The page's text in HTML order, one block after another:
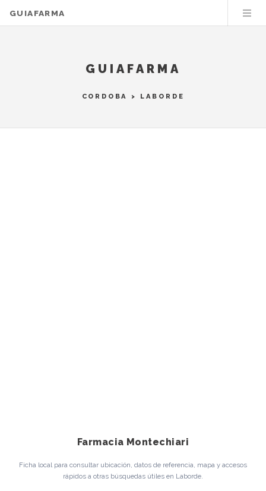
GUIAFARMA
GUIAFARMA
CORDOBA > LABORDE
Farmacia Montechiari
Ficha local para consultar ubicación, datos de referencia, mapa y accesos
rápidos a otras búsquedas útiles en Laborde.